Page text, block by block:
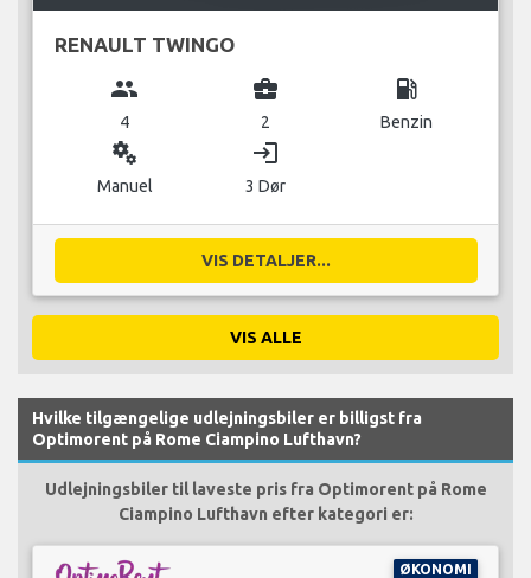
RENAULT TWINGO
group
4
business_center
2
local_gas_station
Benzin
miscellaneous_services
Manuel
login
3 Dør
VIS DETALJER...
VIS ALLE
Hvilke tilgængelige udlejningsbiler er billigst fra
Optimorent på Rome Ciampino Lufthavn?
Udlejningsbiler til laveste pris fra Optimorent på Rome
Ciampino Lufthavn efter kategori er:
ØKONOMI